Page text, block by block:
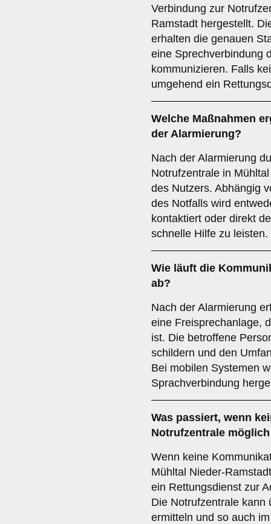
Verbindung zur
Ramstadt hergestellt.
erhalten die genauen
eine Sprechverbindung
kommunizieren. Falls
umgehend ein
Welche Maßnahmen
der Alarmierung?
Nach der Alarmierung
Notrufzentrale in
des Nutzers. Abhängig
des Notfalls wird
kontaktiert oder direkt
schnelle Hilfe zu leisten.
Wie läuft die
ab?
Nach der Alarmierung
eine Freisprechanlage,
ist. Die betroffene
schildern und den
Bei mobilen Systemen
Sprachverbindung
Was passiert, wenn
Notrufzentrale
Wenn keine
Mühltal Nieder-
ein Rettungsdienst zur
Die Notrufzentrale kann
ermitteln und so auch